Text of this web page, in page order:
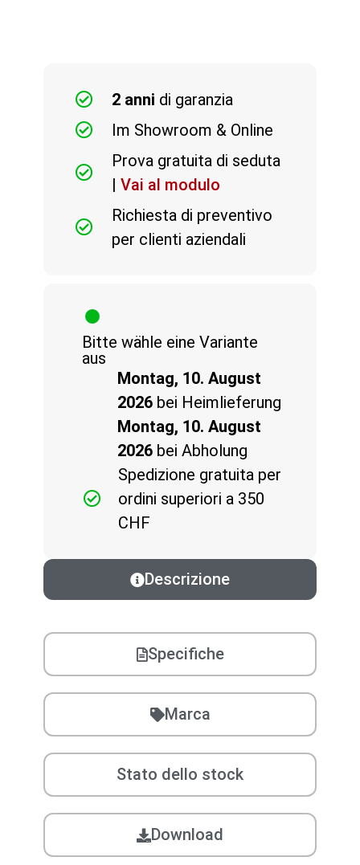
2 anni di garanzia
Im Showroom & Online
Prova gratuita di seduta
| Vai al modulo
Richiesta di preventivo
per clienti aziendali
Bitte wähle eine Variante
aus
Montag, 10. August
2026 bei Heimlieferung
Montag, 10. August
2026 bei Abholung
Spedizione gratuita per
ordini superiori a 350
CHF
Descrizione
Specifiche
Marca
Stato dello stock
Download